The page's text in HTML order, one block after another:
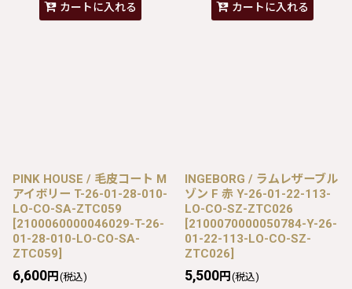
カートに入れる カートに入れる
PINK HOUSE / 毛皮コート M
アイボリー T-26-01-28-010-
LO-CO-SA-ZTC059
[2100060000046029-T-26-
01-28-010-LO-CO-SA-
ZTC059]
6,600円 (税込)
INGEBORG / ラムレザーブル
ゾン F 赤 Y-26-01-22-113-
LO-CO-SZ-ZTC026
[2100070000050784-Y-26-
01-22-113-LO-CO-SZ-
ZTC026]
5,500円 (税込)